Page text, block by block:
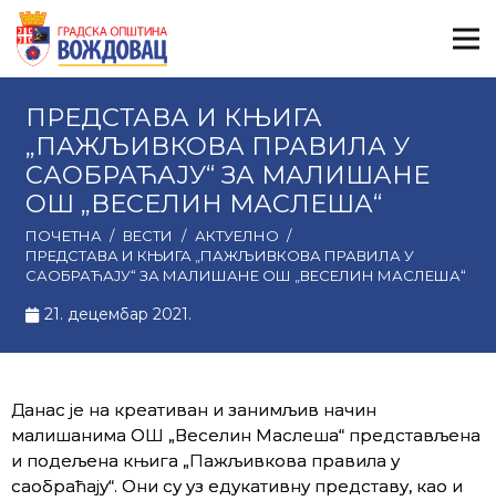
ПРЕДСТАВА И КЊИГА
„ПАЖЉИВКОВА ПРАВИЛА У
САОБРАЋАЈУ“ ЗА МАЛИШАНЕ
ОШ „ВЕСЕЛИН МАСЛЕША“
ПОЧЕТНА / ВЕСТИ / АКТУЕЛНО /
ПРЕДСТАВА И КЊИГА „ПАЖЉИВКОВА ПРАВИЛА У
САОБРАЋАЈУ“ ЗА МАЛИШАНЕ ОШ „ВЕСЕЛИН МАСЛЕША“
21. децембар 2021.
Данас је на креативан и занимљив начин
малишанима ОШ „Веселин Маслеша“ представљена
и подељена књига „Пажљивкова правила у
саобраћају“. Они су уз едукативну представу, као и